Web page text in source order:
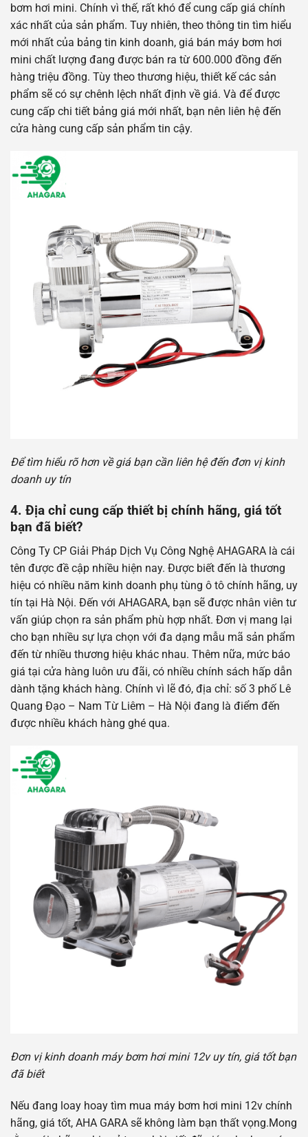
bơm hơi mini. Chính vì thế, rất khó để cung cấp giá chính
xác nhất của sản phẩm. Tuy nhiên, theo thông tin tìm hiểu
mới nhất của bảng tin kinh doanh, giá bán máy bơm hơi
mini chất lượng đang được bán ra từ 600.000 đồng đến
hàng triệu đồng. Tùy theo thương hiệu, thiết kế các sản
phẩm sẽ có sự chênh lệch nhất định về giá. Và để được
cung cấp chi tiết bảng giá mới nhất, bạn nên liên hệ đến
cửa hàng cung cấp sản phẩm tin cậy.
Để tìm hiểu rõ hơn về giá bạn cần liên hệ đến đơn vị kinh
doanh uy tín
4. Địa chỉ cung cấp thiết bị chính hãng, giá tốt
bạn đã biết?
Công Ty CP Giải Pháp Dịch Vụ Công Nghệ AHAGARA là cái
tên được đề cập nhiều hiện nay. Được biết đến là thương
hiệu có nhiều năm kinh doanh phụ tùng ô tô chính hãng, uy
tín tại Hà Nội. Đến với AHAGARA, bạn sẽ được nhân viên tư
vấn giúp chọn ra sản phẩm phù hợp nhất. Đơn vị mang lại
cho bạn nhiều sự lựa chọn với đa dạng mẫu mã sản phẩm
đến từ nhiều thương hiệu khác nhau. Thêm nữa, mức báo
giá tại cửa hàng luôn ưu đãi, có nhiều chính sách hấp dẫn
dành tặng khách hàng. Chính vì lẽ đó, địa chỉ: số 3 phố Lê
Quang Đạo – Nam Từ Liêm – Hà Nội đang là điểm đến
được nhiều khách hàng ghé qua.
Đơn vị kinh doanh máy bơm hơi mini 12v uy tín, giá tốt bạn
đã biết
Nếu đang loay hoay tìm mua máy bơm hơi mini 12v chính
hãng, giá tốt, AHA GARA sẽ không làm bạn thất vọng.Mong